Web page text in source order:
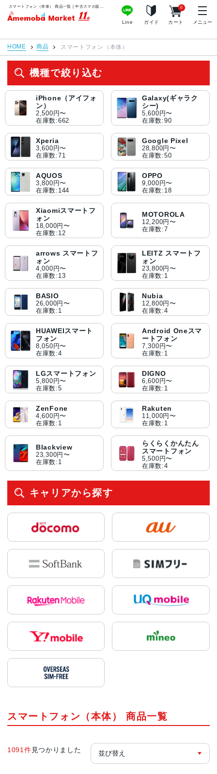
アメモバマーケット
Line ガイド カート
0
メニュー
HOME 商品 スマートフォン（本体）
機種で絞り込む
iPhone（アイフォ
ン）
2,500円〜
在庫数:662
Galaxy(ギャラク
シー)
5,600円〜
在庫数:90
Xperia
3,600円〜
在庫数:71
Google Pixel
28,800円〜
在庫数:50
AQUOS
3,800円〜
在庫数:144
OPPO
9,000円〜
在庫数:18
Xiaomiスマートフ
ォン
18,000円〜
在庫数:12
MOTOROLA
12,200円〜
在庫数:7
arrows スマートフ
ォン
4,000円〜
在庫数:13
LEITZ スマートフ
ォン
23,800円〜
在庫数:1
BASIO
26,000円〜
在庫数:1
Nubia
12,800円〜
在庫数:4
HUAWEIスマート
フォン
8,050円〜
在庫数:4
Android Oneスマ
ートフォン
7,300円〜
在庫数:1
LGスマートフォン
5,800円〜
在庫数:5
DIGNO
6,600円〜
在庫数:1
ZenFone
4,600円〜
在庫数:1
Rakuten
11,000円〜
在庫数:1
Blackview
23,300円〜
在庫数:1
らくらくかんたん
スマートフォン
5,500円〜
在庫数:4
キャリアから探す
スマートフォン（本体） 商品一覧
1091件 見つかりました